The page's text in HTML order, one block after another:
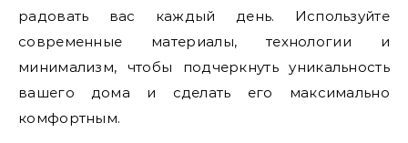
радовать вас каждый день. Используйте
современные материалы, технологии и
минимализм, чтобы подчеркнуть уникальность
вашего дома и сделать его максимально
комфортным.